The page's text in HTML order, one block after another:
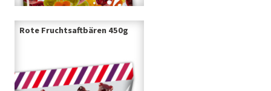
Rote Fruchtsaftbären 450g